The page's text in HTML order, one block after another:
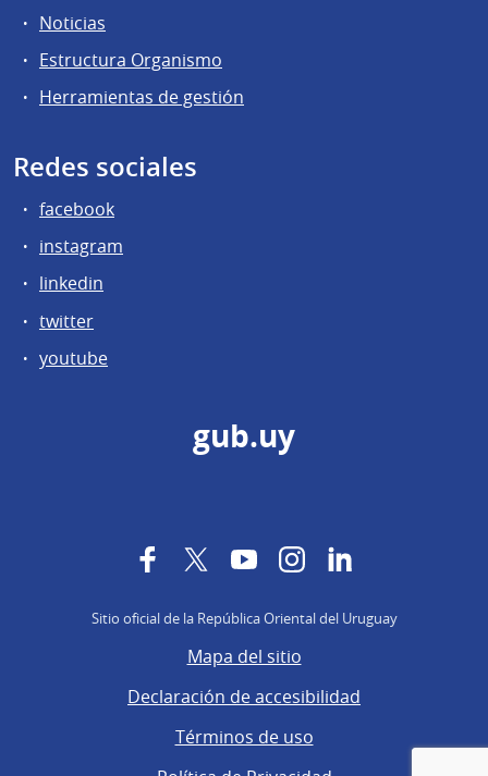
Noticias
Estructura Organismo
Herramientas de gestión
Redes sociales
facebook
instagram
linkedin
twitter
youtube
gub.uy
FacebookTwitterYouTubeInstagram
Sitio oficial de la República Oriental del Uruguay
Mapa del sitio
Declaración de accesibilidad
Términos de uso